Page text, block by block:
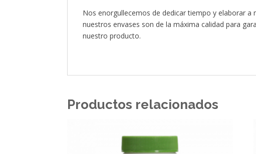
Nos enorgullecemos de dedicar tiempo y elaborar
nuestros envases son de la máxima calidad para
nuestro producto.
Productos relacionados